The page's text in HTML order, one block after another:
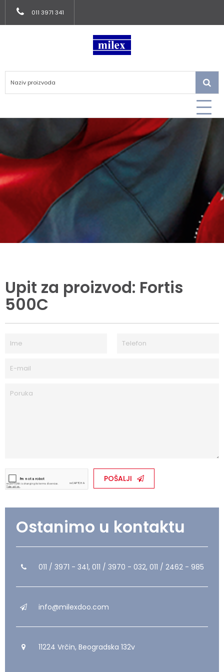
011 3971 341
Upit za proizvod: Fortis
500C
POŠALJI
Ostanimo u kontaktu
011 / 3971 - 341, 011 / 3970 - 032, 011 / 2462 - 985
info@milexdoo.com
11224 Vrčin, Beogradska 132v